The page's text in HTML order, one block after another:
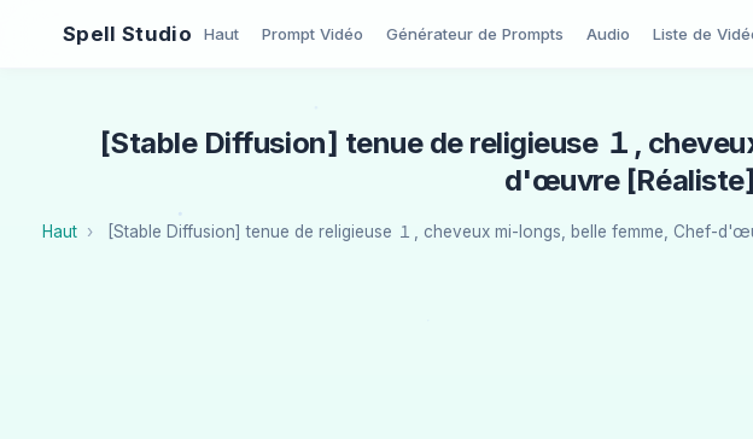
Spell Studio Haut Prompt Vidéo Générateur de Prompts Audio Liste de
[Stable Diffusion] tenue de religieuse １,
d'œuvre [Réaliste]
Haut [Stable Diffusion] tenue de religieuse １, cheveux mi-longs, belle femme, Chef-